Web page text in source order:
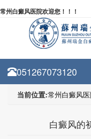
常州白癜风医院欢迎您！！！
051267073120
当前位置:常州白癜风
白癜风的